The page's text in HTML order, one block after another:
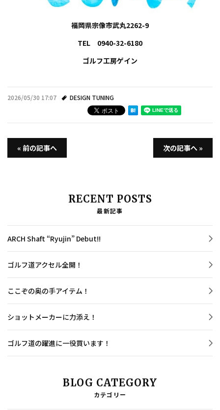
福岡県宗像市武丸2262-9
TEL 0940-32-6180
ゴルフ工房ゲイン
2026/05/30 17:07 DESIGN TUNING
« 前の記事へ 次の記事へ »
RECENT POSTS
最新記事
ARCH Shaft “Ryujin” Debut!!
ゴルフ道アクセル全開！
ここぞの奥の手アイテム！
ショットメーカーに力添え！
ゴルフ道の躍進に一役買います！
BLOG CATEGORY
カテゴリー